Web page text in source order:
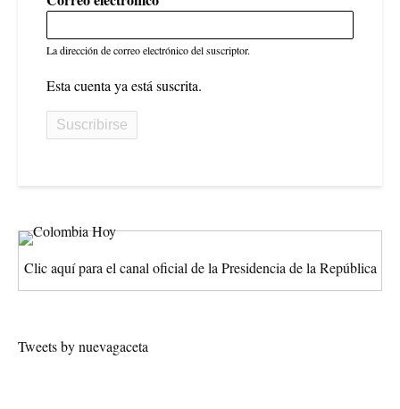
La dirección de correo electrónico del suscriptor.
Esta cuenta ya está suscrita.
Clic aquí para el canal oficial de la Presidencia de la República
Tweets by nuevagaceta